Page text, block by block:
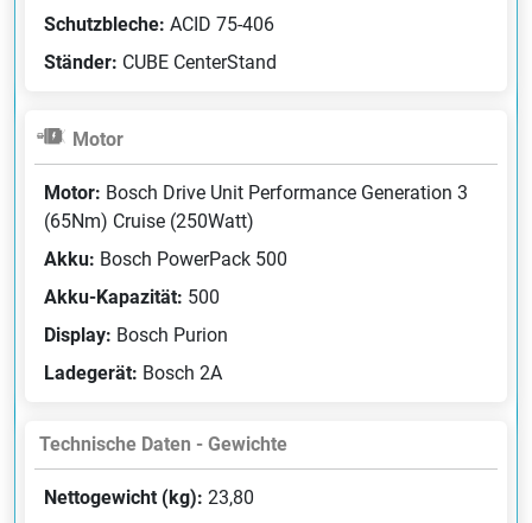
Schutzbleche: ACID 75-406
Ständer: CUBE CenterStand
Motor
Motor: Bosch Drive Unit Performance Generation 3
(65Nm) Cruise (250Watt)
Akku: Bosch PowerPack 500
Akku-Kapazität: 500
Display: Bosch Purion
Ladegerät: Bosch 2A
Technische Daten - Gewichte
Nettogewicht (kg): 23,80